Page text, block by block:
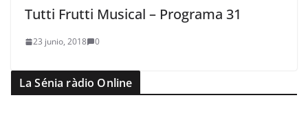
Tutti Frutti Musical – Programa 31
23 junio, 2018 0
La Sénia ràdio Online